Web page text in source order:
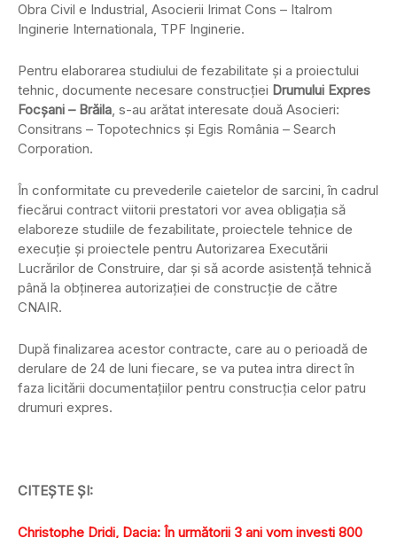
Obra Civil e Industrial, Asocierii Irimat Cons – Italrom
Inginerie Internationala, TPF Inginerie.
Pentru elaborarea studiului de fezabilitate şi a proiectului
tehnic, documente necesare construcţiei Drumului Expres
Focşani – Brăila, s-au arătat interesate două Asocieri:
Consitrans – Topotechnics şi Egis România – Search
Corporation.
În conformitate cu prevederile caietelor de sarcini, în cadrul
fiecărui contract viitorii prestatori vor avea obligaţia să
elaboreze studiile de fezabilitate, proiectele tehnice de
execuţie şi proiectele pentru Autorizarea Executării
Lucrărilor de Construire, dar şi să acorde asistenţă tehnică
până la obţinerea autorizaţiei de construcţie de către
CNAIR.
După finalizarea acestor contracte, care au o perioadă de
derulare de 24 de luni fiecare, se va putea intra direct în
faza licitării documentaţiilor pentru construcţia celor patru
drumuri expres.
CITEŞTE ŞI:
Christophe Dridi, Dacia: În următorii 3 ani vom investi 800